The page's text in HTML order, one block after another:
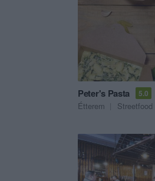
Peter's Pasta 5.0
Étterem Streetfood